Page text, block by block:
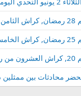
ممثلين دبلوماسيين لغز رقم 40